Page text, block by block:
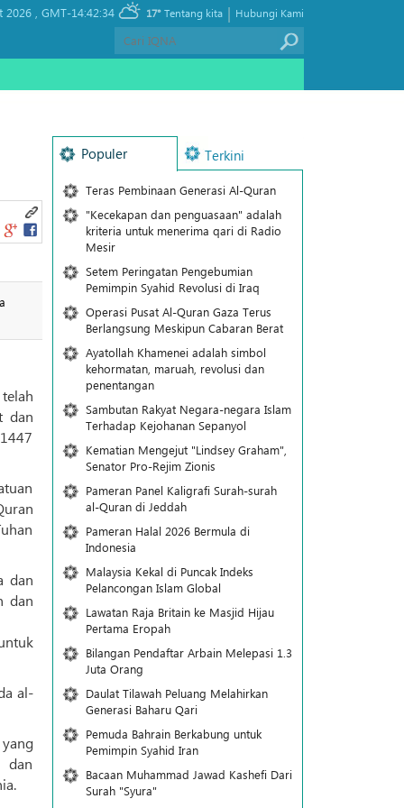
, GMT-14:42:34 17° Hubungi Kami
|
Tentang kita
dan
dan
al-
dan
Populer Terkini
Teras Pembinaan Generasi Al-Quran
"Kecekapan dan penguasaan" adalah
kriteria untuk menerima qari di Radio
Mesir
Setem Peringatan Pengebumian
Pemimpin Syahid Revolusi di Iraq
Operasi Pusat Al-Quran Gaza Terus
Berlangsung Meskipun Cabaran Berat
Ayatollah Khamenei adalah simbol
kehormatan, maruah, revolusi dan
penentangan
Sambutan Rakyat Negara-negara Islam
Terhadap Kejohanan Sepanyol
Kematian Mengejut "Lindsey Graham",
Senator Pro-Rejim Zionis
Pameran Panel Kaligrafi Surah-surah
al-Quran di Jeddah
Pameran Halal 2026 Bermula di
Indonesia
Malaysia Kekal di Puncak Indeks
Pelancongan Islam Global
Lawatan Raja Britain ke Masjid Hijau
Pertama Eropah
Bilangan Pendaftar Arbain Melepasi 1.3
Juta Orang
Daulat Tilawah Peluang Melahirkan
Generasi Baharu Qari
Pemuda Bahrain Berkabung untuk
Pemimpin Syahid Iran
Bacaan Muhammad Jawad Kashefi Dari
Surah "Syura"